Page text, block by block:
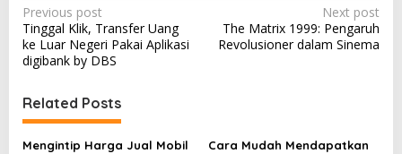
P
o
s
t
n
a
Previous post
Tinggal Klik, Transfer Uang
ke Luar Negeri Pakai Aplikasi
digibank by DBS
Next post
The Matrix 1999: Pengaruh
Revolusioner dalam Sinema
Related Posts
Mengintip Harga Jual Mobil
Cara Mudah Mendapatkan